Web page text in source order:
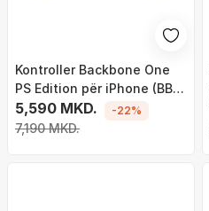
Kontroller Backbone One
PS Edition për iPhone (BB-
02-WS)
5,590 MKD.
7,190 MKD.
-22%